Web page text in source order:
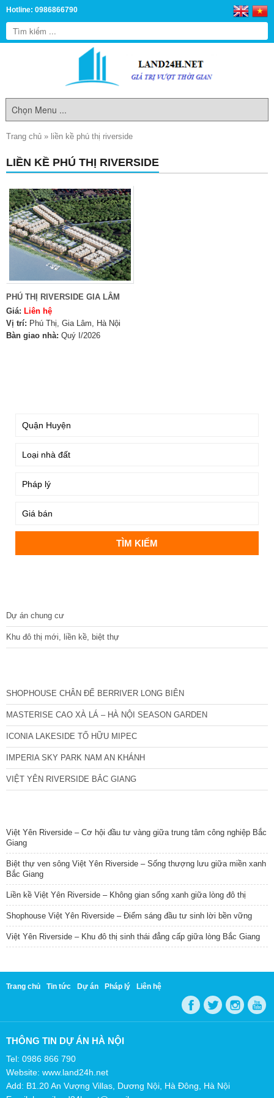
Hotline: 0986866790
Trang chủ » liền kề phú thị riverside
LIỀN KỀ PHÚ THỊ RIVERSIDE
PHÚ THỊ RIVERSIDE GIA LÂM
Giá: Liên hệ
Vị trí: Phú Thị, Gia Lâm, Hà Nội
Bàn giao nhà: Quý I/2026
Dự án chung cư
Khu đô thị mới, liền kề, biệt thự
SHOPHOUSE CHÂN ĐẾ BERRIVER LONG BIÊN
MASTERISE CAO XÀ LÁ – HÀ NỘI SEASON GARDEN
ICONIA LAKESIDE TỐ HỮU MIPEC
IMPERIA SKY PARK NAM AN KHÁNH
VIỆT YÊN RIVERSIDE BẮC GIANG
Việt Yên Riverside – Cơ hội đầu tư vàng giữa trung tâm công nghiệp Bắc
Giang
Biệt thự ven sông Việt Yên Riverside – Sống thượng lưu giữa miền xanh
Bắc Giang
Liền kề Việt Yên Riverside – Không gian sống xanh giữa lòng đô thị
Shophouse Việt Yên Riverside – Điểm sáng đầu tư sinh lời bền vững
Việt Yên Riverside – Khu đô thị sinh thái đẳng cấp giữa lòng Bắc Giang
Trang chủ Tin tức Dự án Pháp lý Liên hệ
THÔNG TIN DỰ ÁN HÀ NỘI
Tel: 0986 866 790
Website: www.land24h.net
Add: B1.20 An Vượng Villas, Dương Nội, Hà Đông, Hà Nội